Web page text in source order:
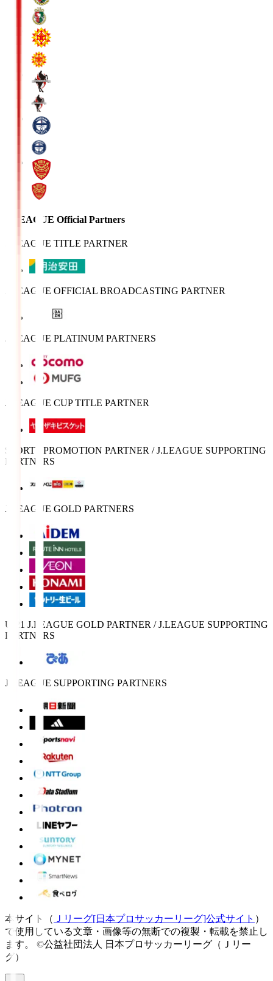
J.LEAGUE Official Partners
J.LEAGUE TITLE PARTNER
J.LEAGUE OFFICIAL BROADCASTING PARTNER
J.LEAGUE PLATINUM PARTNERS
J.LEAGUE CUP TITLE PARTNER
SPORTS PROMOTION PARTNER / J.LEAGUE SUPPORTING
PARTNERS
J.LEAGUE GOLD PARTNERS
U-21 J.LEAGUE GOLD PARTNER / J.LEAGUE SUPPORTING
PARTNERS
J.LEAGUE SUPPORTING PARTNERS
本サイト（ Ｊリーグ[日本プロサッカーリーグ]公式サイト ）
で使用している文章・画像等の無断での複製・転載を禁止し
ます。
©公益社団法人 日本プロサッカーリーグ（Ｊリー
グ）